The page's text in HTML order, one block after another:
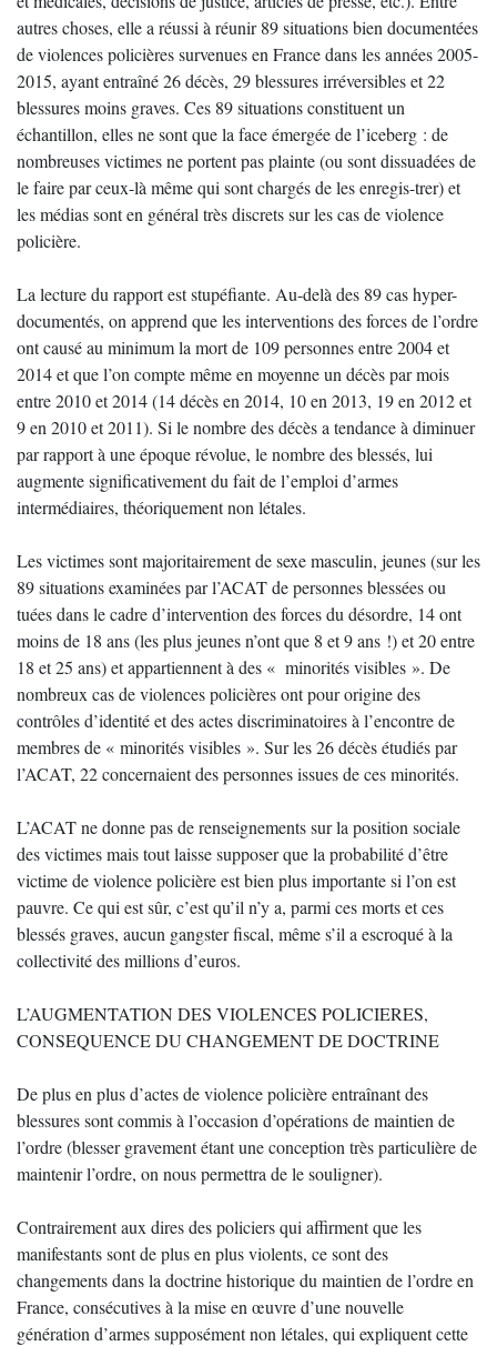
autres choses, elle a réussi à réunir 89 situations bien documentées
de violences policières survenues en France dans les années 2005-
2015, ayant entraîné 26 décès, 29 blessures irréversibles et 22
blessures moins graves. Ces 89 situations constituent un
échantillon, elles ne sont que la face émergée de l’iceberg : de
nombreuses victimes ne portent pas plainte (ou sont dissuadées de
le faire par ceux-là même qui sont chargés de les enregis-trer) et
les médias sont en général très discrets sur les cas de violence
policière.
La lecture du rapport est stupéfiante. Au-delà des 89 cas hyper-
documentés, on apprend que les interventions des forces de l’ordre
ont causé au minimum la mort de 109 personnes entre 2004 et
2014 et que l’on compte même en moyenne un décès par mois
entre 2010 et 2014 (14 décès en 2014, 10 en 2013, 19 en 2012 et
9 en 2010 et 2011). Si le nombre des décès a tendance à diminuer
par rapport à une époque révolue, le nombre des blessés, lui
augmente significativement du fait de l’emploi d’armes
intermédiaires, théoriquement non létales.
Les victimes sont majoritairement de sexe masculin, jeunes (sur les
89 situations examinées par l’ACAT de personnes blessées ou
tuées dans le cadre d’intervention des forces du désordre, 14 ont
moins de 18 ans (les plus jeunes n’ont que 8 et 9 ans !) et 20 entre
18 et 25 ans) et appartiennent à des « minorités visibles ». De
nombreux cas de violences policières ont pour origine des
contrôles d’identité et des actes discriminatoires à l’encontre de
membres de « minorités visibles ». Sur les 26 décès étudiés par
l’ACAT, 22 concernaient des personnes issues de ces minorités.
L’ACAT ne donne pas de renseignements sur la position sociale
des victimes mais tout laisse supposer que la probabilité d’être
victime de violence policière est bien plus importante si l’on est
pauvre. Ce qui est sûr, c’est qu’il n’y a, parmi ces morts et ces
blessés graves, aucun gangster fiscal, même s’il a escroqué à la
collectivité des millions d’euros.
L’AUGMENTATION DES VIOLENCES POLICIERES,
CONSEQUENCE DU CHANGEMENT DE DOCTRINE
De plus en plus d’actes de violence policière entraînant des
blessures sont commis à l’occasion d’opérations de maintien de
l’ordre (blesser gravement étant une conception très particulière de
maintenir l’ordre, on nous permettra de le souligner).
Contrairement aux dires des policiers qui affirment que les
manifestants sont de plus en plus violents, ce sont des
changements dans la doctrine historique du maintien de l’ordre en
France, consécutives à la mise en œuvre d’une nouvelle
génération d’armes supposément non létales, qui expliquent cette